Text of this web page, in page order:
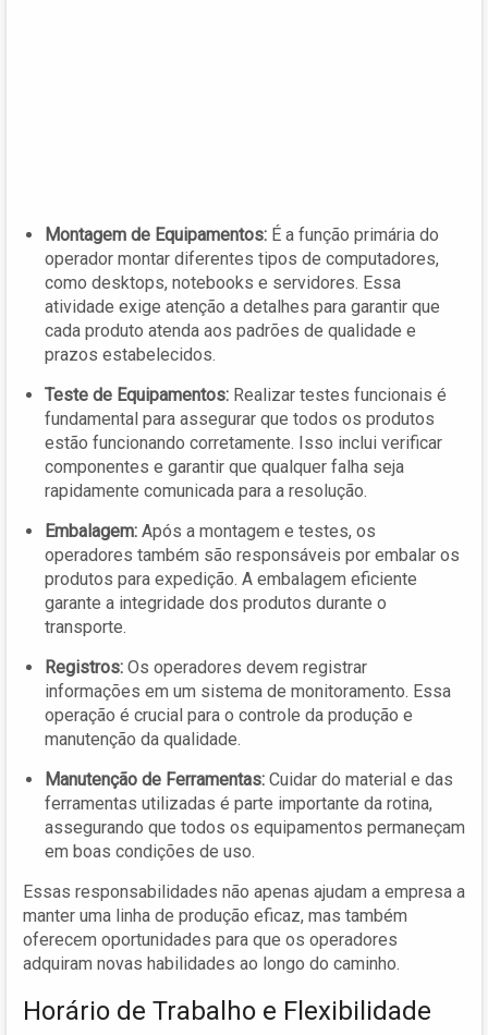
Montagem de Equipamentos: É a função primária do
operador montar diferentes tipos de computadores,
como desktops, notebooks e servidores. Essa
atividade exige atenção a detalhes para garantir que
cada produto atenda aos padrões de qualidade e
prazos estabelecidos.
Teste de Equipamentos: Realizar testes funcionais é
fundamental para assegurar que todos os produtos
estão funcionando corretamente. Isso inclui verificar
componentes e garantir que qualquer falha seja
rapidamente comunicada para a resolução.
Embalagem: Após a montagem e testes, os
operadores também são responsáveis por embalar os
produtos para expedição. A embalagem eficiente
garante a integridade dos produtos durante o
transporte.
Registros: Os operadores devem registrar
informações em um sistema de monitoramento. Essa
operação é crucial para o controle da produção e
manutenção da qualidade.
Manutenção de Ferramentas: Cuidar do material e das
ferramentas utilizadas é parte importante da rotina,
assegurando que todos os equipamentos permaneçam
em boas condições de uso.
Essas responsabilidades não apenas ajudam a empresa a
manter uma linha de produção eficaz, mas também
oferecem oportunidades para que os operadores
adquiram novas habilidades ao longo do caminho.
Horário de Trabalho e Flexibilidade